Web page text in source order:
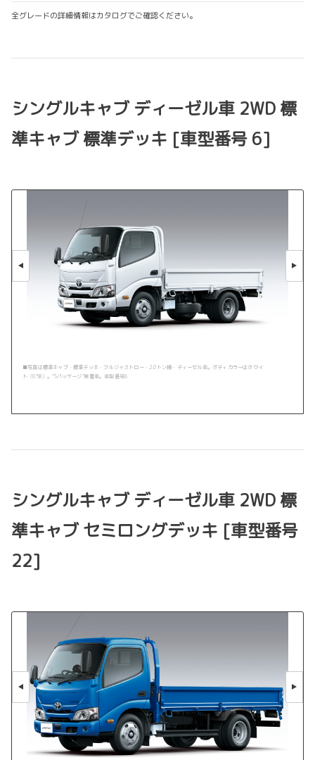
全グレードの詳細情報はカタログでご確認ください。
シングルキャブ ディーゼル車 2WD 標
準キャブ 標準デッキ [車型番号 6]
■写真は標準キャブ・標準デッキ・フルジャストロー・2.0トン積・ディーゼル車。ボディカラーはホワイ
ト〈058〉。“Sパッケージ”装着車。車型番号6
シングルキャブ ディーゼル車 2WD 標
準キャブ セミロングデッキ [車型番号
22]